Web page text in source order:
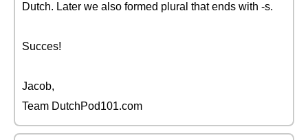
Dutch. Later we also formed plural that ends with -s.
Succes!
Jacob,
Team DutchPod101.com